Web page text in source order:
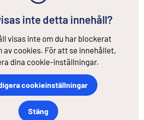
inte detta innehåll?
visas inte om du har blockerat
av cookies. För att se innehållet,
dina cookie-inställningar.
cookieinställningar
Stäng